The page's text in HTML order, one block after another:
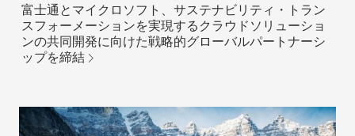
富士通とマイクロソフト、サステナビリティ・トラン
スフォーメーションを実現するクラウドソリューショ
ンの共同開発に向けた戦略的グローバルパートナーシ
ップを締結